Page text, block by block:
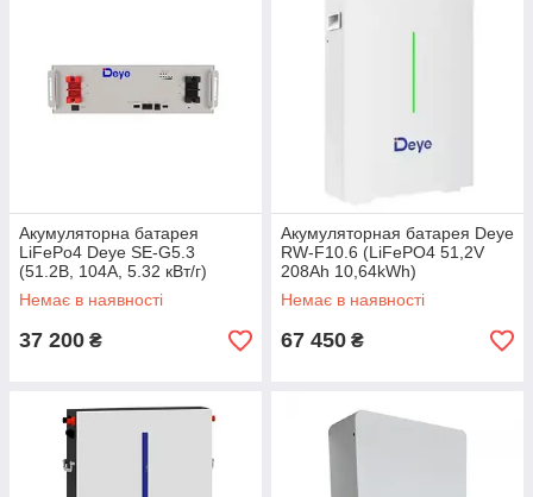
Акумуляторна батарея
LiFePo4 Deye SE-G5.3
(51.2В, 104А, 5.32 кВт/г)
Немає в наявності
37 200 ₴
Акумуляторная батарея Deye
RW-F10.6 (LiFePO4 51,2V
208Ah 10,64kWh)
Немає в наявності
67 450 ₴